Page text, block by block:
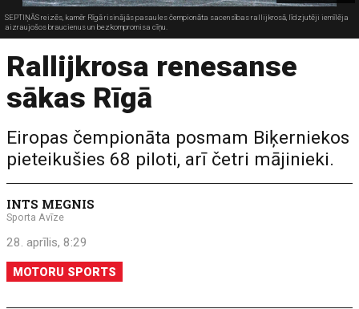
SEPTIŅĀS reizēs, kamēr Rīgā risinājās pasaules čempionāta sacensības rallijkrosā, līdzjutēji iemīlēja
aizraujošos braucienus un bezkompromisa cīņu.
Rallijkrosa renesanse
sākas Rīgā
Eiropas čempionāta posmam Biķerniekos
pieteikušies 68 piloti, arī četri mājinieki.
INTS MEGNIS
Sporta Avīze
28. aprīlis, 8:29
MOTORU SPORTS